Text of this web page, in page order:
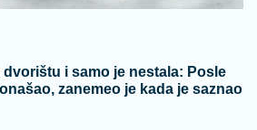
dvorištu i samo je nestala: Posle
zanemeo je kada je saznao